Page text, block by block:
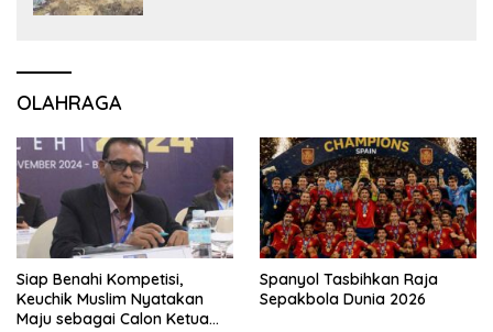
OLAHRAGA
Siap Benahi Kompetisi,
Keuchik Muslim Nyatakan
Maju sebagai Calon Ketua
Spanyol Tasbihkan Raja
Sepakbola Dunia 2026